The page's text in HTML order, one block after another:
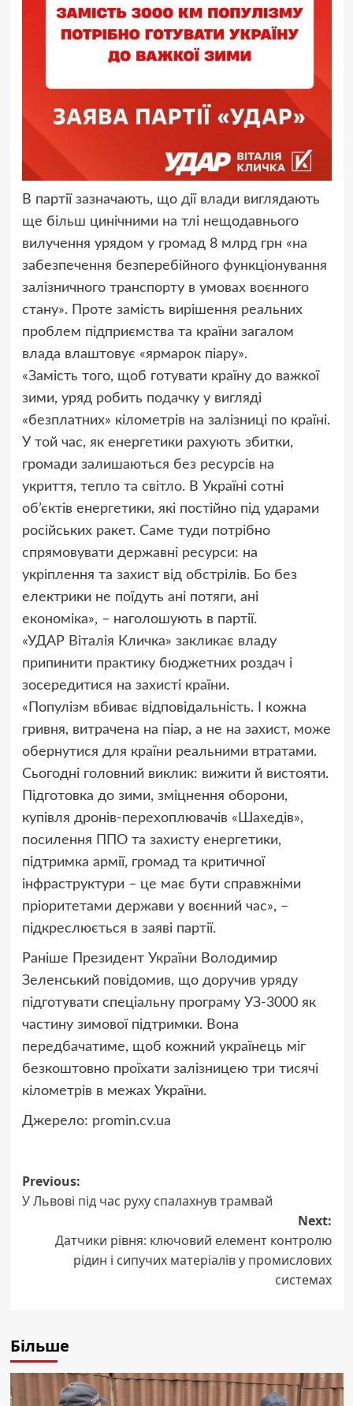
В партії зазначають, що дії влади виглядають
ще більш цинічними на тлі нещодавнього
вилучення урядом у громад 8 млрд грн «на
забезпечення безперебійного функціонування
залізничного транспорту в умовах воєнного
стану». Проте замість вирішення реальних
проблем підприємства та країни загалом
влада влаштовує «ярмарок піару».
«Замість того, щоб готувати країну до важкої
зими, уряд робить подачку у вигляді
«безплатних» кілометрів на залізниці по країні.
У той час, як енергетики рахують збитки,
громади залишаються без ресурсів на
укриття, тепло та світло. В Україні сотні
об’єктів енергетики, які постійно під ударами
російських ракет. Саме туди потрібно
спрямовувати державні ресурси: на
укріплення та захист від обстрілів. Бо без
електрики не поїдуть ані потяги, ані
економіка», – наголошують в партії.
«УДАР Віталія Кличка» закликає владу
припинити практику бюджетних роздач і
зосередитися на захисті країни.
«Популізм вбиває відповідальність. І кожна
гривня, витрачена на піар, а не на захист, може
обернутися для країни реальними втратами.
Сьогодні головний виклик: вижити й вистояти.
Підготовка до зими, зміцнення оборони,
купівля дронів-перехоплювачів «Шахедів»,
посилення ППО та захисту енергетики,
підтримка армії, громад та критичної
інфраструктури – це має бути справжніми
пріоритетами держави у воєнний час», –
підкреслюється в заяві партії.
Раніше Президент України Володимир
Зеленський повідомив, що доручив уряду
підготувати спеціальну програму УЗ-3000 як
частину зимової підтримки. Вона
передбачатиме, щоб кожний українець міг
безкоштовно проїхати залізницею три тисячі
кілометрів в межах України.
Джерело: promin.cv.ua
Post
navigation
Previous:
У Львові під час руху спалахнув трамвай
Next:
Датчики рівня: ключовий елемент контролю
рідин і сипучих матеріалів у промислових
системах
Більше